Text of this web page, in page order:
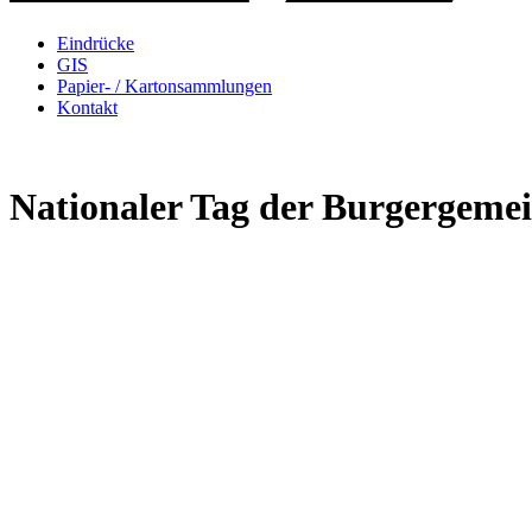
Eindrücke
GIS
Papier- / Kartonsammlungen
Kontakt
Nationaler Tag der